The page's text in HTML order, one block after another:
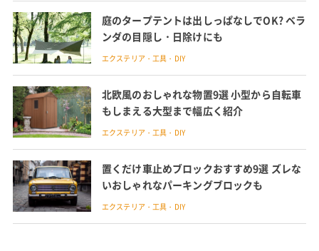
庭のタープテントは出しっぱなしでOK? ベラ
ンダの目隠し・日除けにも
エクステリア・工具・DIY
北欧風のおしゃれな物置9選 小型から自転車
もしまえる大型まで幅広く紹介
エクステリア・工具・DIY
置くだけ車止めブロックおすすめ9選 ズレな
いおしゃれなパーキングブロックも
エクステリア・工具・DIY